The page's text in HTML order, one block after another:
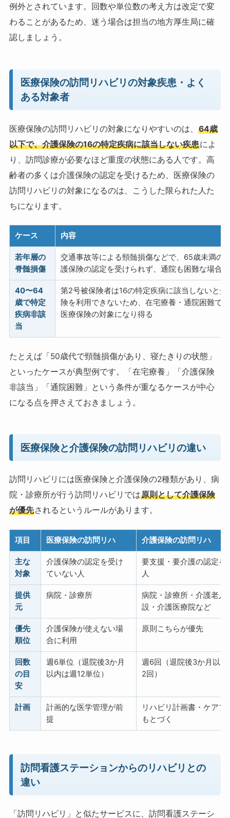
例外とされています。回数や単位数の考え方は改定で変
わることがあるため、迷う場合は担当の地方厚生局に確
認しましょう。
医療保険の訪問リハビリの対象疾患・よく
ある対象者
医療保険の訪問リハビリの対象になりやすいのは、 64歳
以下で、介護保険の16の特定疾病に該当しない疾患によ
り、訪問診療が必要なほど重度の状態にある人です。高
齢者の多くは介護保険の認定を受けるため、医療保険の
訪問リハビリの対象になるのは、こうした限られた人た
ちになります。
ケース 内容
若年層の
脊髄損傷
交通事故等による頸髄損傷などで、65歳未満の
護保険の認定を受けられず、通院も困難な場合
40〜64
歳で特定
疾病非該
当
第2号被保険者は16の特定疾病に該当しないと介
険を利用できないため、在宅療養・通院困難で
医療保険の対象になり得る
たとえば「50歳代で頸髄損傷があり、寝たきりの状態」
といったケースが典型例です。「在宅療養」「介護保険
非該当」「通院困難」という条件が重なるケースが中心
になる点を押さえておきましょう。
医療保険と介護保険の訪問リハビリの違い
訪問リハビリには医療保険と介護保険の2種類があり、病
院・診療所が行う訪問リハビリでは原則として介護保険
が優先されるというルールがあります。
項目 医療保険の訪問リハ 介護保険の訪問リハ
主な
対象
介護保険の認定を受け
ていない人
要支援・要介護の認定を
人
提供
元
病院・診療所
病院・診療所・介護老人
設・介護医療院など
優先
順位
介護保険が使えない場
合に利用
原則こちらが優先
回数
の目
安
週6単位（退院後3か月
以内は週12単位）
週6回（退院後3か月以内
2回）
計画
計画的な医学管理が前
提
リハビリ計画書・ケアプ
もとづく
訪問看護ステーションからのリハビリとの
違い
「訪問リハビリ」と似たサービスに、訪問看護ステーシ